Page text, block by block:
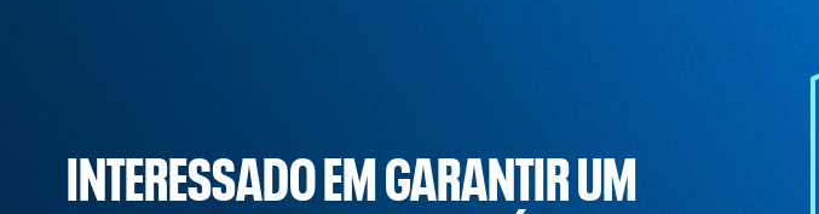
INTERESSADO EM GARANTIR UM